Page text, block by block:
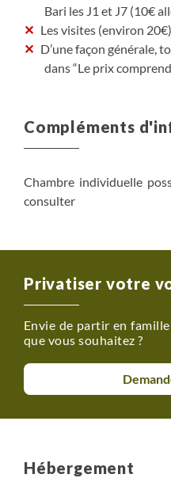
Bari les J1 et J7 (10€
Les visites (environ 20€),
D’une façon générale,
dans “Le prix
Compléments
Chambre individuelle
consulter
Privatiser votre
Envie de partir en
que vous souhaitez ?
Hébergement